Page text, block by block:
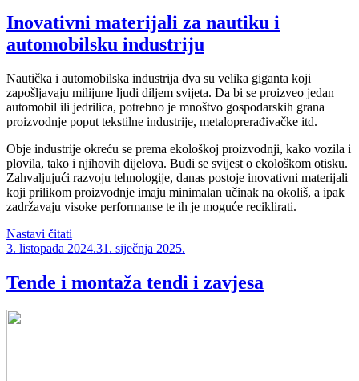
Inovativni materijali za nautiku i
automobilsku industriju
Nautička i automobilska industrija dva su velika giganta koji
zapošljavaju milijune ljudi diljem svijeta. Da bi se proizveo jedan
automobil ili jedrilica, potrebno je mnoštvo gospodarskih grana
proizvodnje poput tekstilne industrije, metaloprerađivačke itd.
Obje industrije okreću se prema ekološkoj proizvodnji, kako vozila i
plovila, tako i njihovih dijelova. Budi se svijest o ekološkom otisku.
Zahvaljujući razvoju tehnologije, danas postoje inovativni materijali
koji prilikom proizvodnje imaju minimalan učinak na okoliš, a ipak
zadržavaju visoke performanse te ih je moguće reciklirati.
Nastavi čitati
materijali
i
Objavljeno
3. listopada 2024.31. siječnja 2025.
Tende i montaža tendi i zavjesa